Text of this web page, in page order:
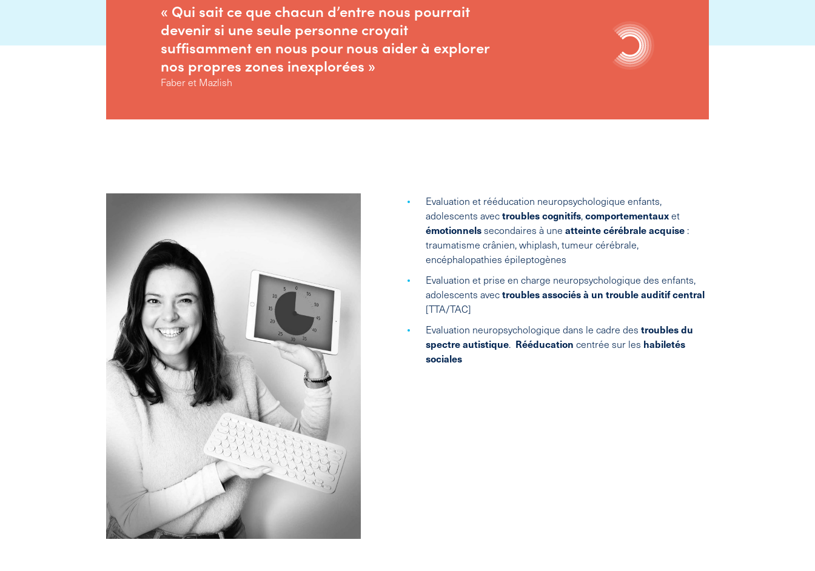
« Qui sait ce que chacun d’entre nous pourrait
devenir si une seule personne croyait
suffisamment en nous pour nous aider à explorer
nos propres zones inexplorées »
Faber et Mazlish
Evaluation et rééducation neuropsychologique enfants,
adolescents avectroublescognitifs,comportementauxet
émotionnelssecondaires à une atteinte cérébrale acquise :
traumatisme crânien, whiplash, tumeur cérébrale,
encéphalopathies épileptogènes
Evaluation et prise en charge neuropsychologique des enfants,
adolescents avectroubles associés à un trouble auditif central
[TTA/TAC]
Evaluation neuropsychologique dans le cadre des troubles du
spectre autistique. Rééducation centrée sur les habiletés
sociales